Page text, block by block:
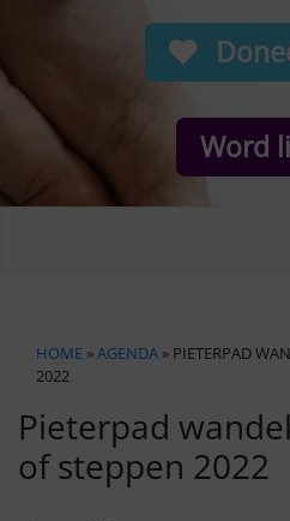
Word
HOME »AGENDA » PIETERPAD
2022
Pieterpad
of steppen 2022